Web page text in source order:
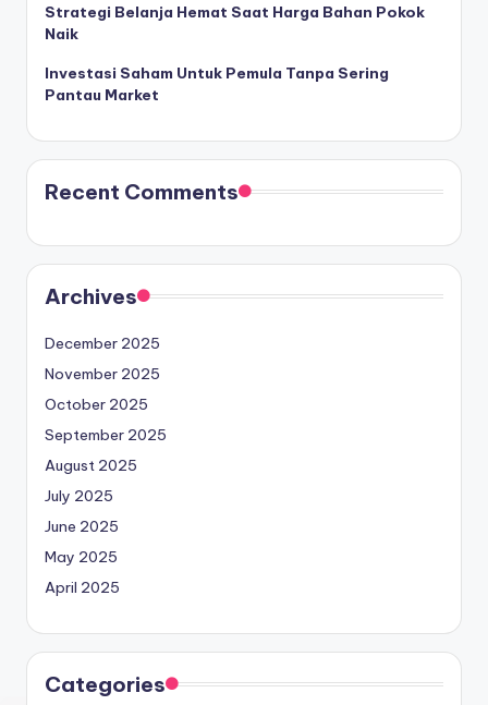
Strategi Belanja Hemat Saat Harga Bahan Pokok
Naik
Investasi Saham Untuk Pemula Tanpa Sering
Pantau Market
Recent Comments
Archives
December 2025
November 2025
October 2025
September 2025
August 2025
July 2025
June 2025
May 2025
April 2025
Categories